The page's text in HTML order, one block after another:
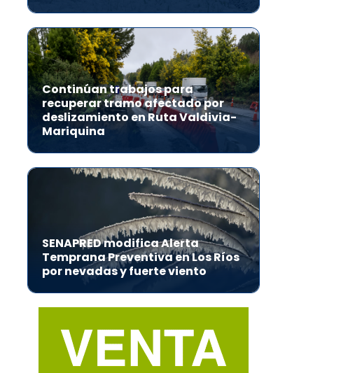
Continúan trabajos para
recuperar tramo afectado por
deslizamiento en Ruta Valdivia-
Mariquina
SENAPRED modifica Alerta
Temprana Preventiva en Los Ríos
por nevadas y fuerte viento